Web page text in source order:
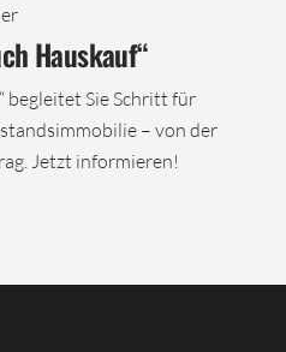
Hauskauf“
begleitet Sie Schritt für
– von der
Jetzt informieren!